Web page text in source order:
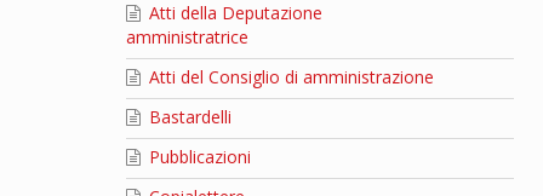
Atti della Deputazione
amministratrice
Atti del Consiglio di amministrazione
Bastardelli
Pubblicazioni